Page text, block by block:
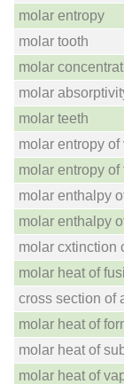
molar entropy
molar tooth
molar
molar
molar teeth
molar entropy
molar entropy of
molar enthalpy
molar enthalpy
molar cxtinction
molar heat of
cross section of
molar heat of
molar heat of
molar heat of